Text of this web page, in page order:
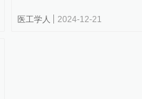
医工学人 2024-12-21